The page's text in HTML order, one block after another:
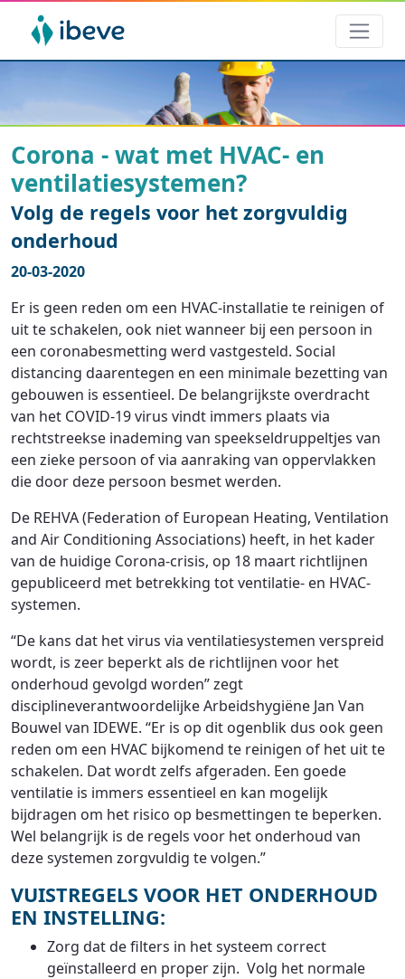
Corona - wat met HVAC- en
ventilatiesystemen?
Volg de regels voor het zorgvuldig
onderhoud
20-03-2020
Er is geen reden om een HVAC-installatie te reinigen of
uit te schakelen, ook niet wanneer bij een persoon in
een coronabesmetting werd vastgesteld. Social
distancing daarentegen en een minimale bezetting van
gebouwen is essentieel. De belangrijkste overdracht
van het COVID-19 virus vindt immers plaats via
rechtstreekse inademing van speekseldruppeltjes van
een zieke persoon of via aanraking van oppervlakken
die door deze persoon besmet werden.
De REHVA (Federation of European Heating, Ventilation
and Air Conditioning Associations) heeft, in het kader
van de huidige Corona-crisis, op 18 maart richtlijnen
gepubliceerd met betrekking tot ventilatie- en HVAC-
systemen.
“De kans dat het virus via ventilatiesystemen verspreid
wordt, is zeer beperkt als de richtlijnen voor het
onderhoud gevolgd worden” zegt
disciplineverantwoordelijke Arbeidshygiëne Jan Van
Bouwel van IDEWE. “Er is op dit ogenblik dus ook geen
reden om een HVAC bijkomend te reinigen of het uit te
schakelen. Dat wordt zelfs afgeraden. Een goede
ventilatie is immers essentieel en kan mogelijk
bijdragen om het risico op besmettingen te beperken.
Wel belangrijk is de regels voor het onderhoud van
deze systemen zorgvuldig te volgen.”
VUISTREGELS VOOR HET ONDERHOUD
EN INSTELLING:
Zorg dat de filters in het systeem correct
geïnstalleerd en proper zijn. Volg het normale